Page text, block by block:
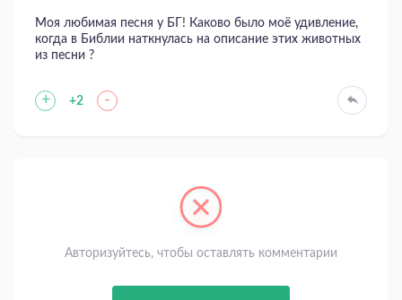
Моя любимая песня у БГ! Каково было моё удивление,
когда в Библии наткнулась на описание этих животных
из песни ?
+ +2 -
Авторизуйтесь, чтобы оставлять комментарии